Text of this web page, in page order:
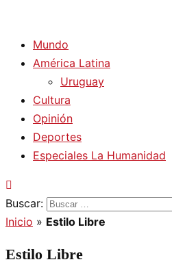
Mundo
América Latina
Uruguay
Cultura
Opinión
Deportes
Especiales La Humanidad
Buscar:
Inicio » Estilo Libre
Estilo Libre